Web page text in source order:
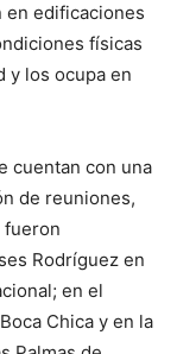
en edificaciones
físicas
y los ocupa en
cuentan con una
de reuniones,
fueron
Rodríguez en
en el
Chica y en la